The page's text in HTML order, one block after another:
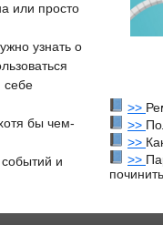
или прοстο
узнать о
себе
бы чем-
и
>>
>>
>>
>>